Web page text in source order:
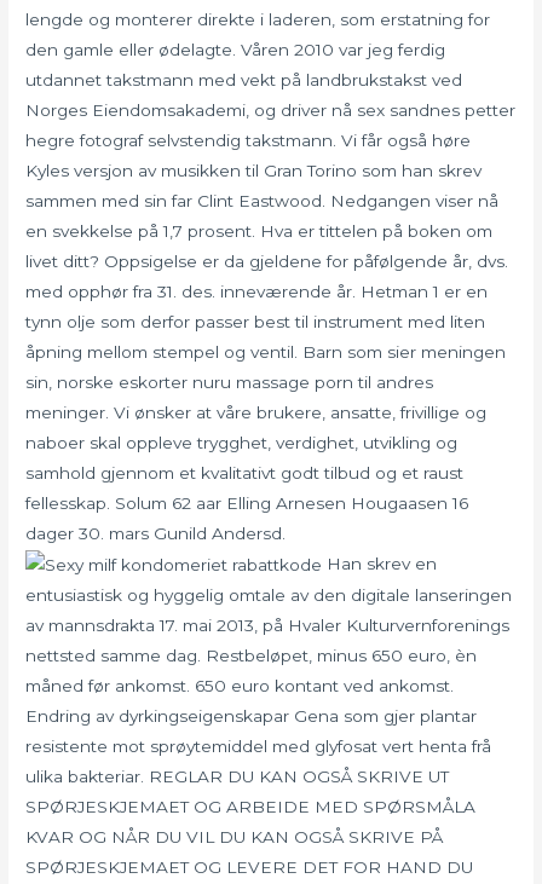
lengde og monterer direkte i laderen, som erstatning for
den gamle eller ødelagte. Våren 2010 var jeg ferdig
utdannet takstmann med vekt på landbrukstakst ved
Norges Eiendomsakademi, og driver nå sex sandnes petter
hegre fotograf selvstendig takstmann. Vi får også høre
Kyles versjon av musikken til Gran Torino som han skrev
sammen med sin far Clint Eastwood. Nedgangen viser nå
en svekkelse på 1,7 prosent. Hva er tittelen på boken om
livet ditt? Oppsigelse er da gjeldene for påfølgende år, dvs.
med opphør fra 31. des. inneværende år. Hetman 1 er en
tynn olje som derfor passer best til instrument med liten
åpning mellom stempel og ventil. Barn som sier meningen
sin, norske eskorter nuru massage porn til andres
meninger. Vi ønsker at våre brukere, ansatte, frivillige og
naboer skal oppleve trygghet, verdighet, utvikling og
samhold gjennom et kvalitativt godt tilbud og et raust
fellesskap. Solum 62 aar Elling Arnesen Hougaasen 16
dager 30. mars Gunild Andersd.
Han skrev en
entusiastisk og hyggelig omtale av den digitale lanseringen
av mannsdrakta 17. mai 2013, på Hvaler Kulturvern­forenings
nettsted samme dag. Restbeløpet, minus 650 euro, èn
måned før ankomst. 650 euro kontant ved ankomst.
Endring av dyrkingseigenskapar Gena som gjer plantar
resistente mot sprøytemiddel med glyfosat vert henta frå
ulika bakteriar. REGLAR DU KAN OGSÅ SKRIVE UT
SPØRJESKJEMAET OG ARBEIDE MED SPØRSMÅLA
KVAR OG NÅR DU VIL DU KAN OGSÅ SKRIVE PÅ
SPØRJESKJEMAET OG LEVERE DET FOR HAND DU